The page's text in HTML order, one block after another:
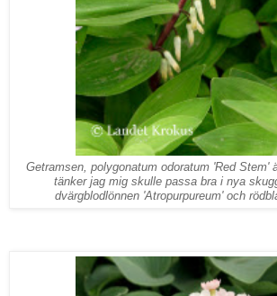
Getramsen, polygonatum odoratum 'Red Stem'
tänker jag mig skulle passa bra i nya
dvärgblodlönnen 'Atropurpureum' och